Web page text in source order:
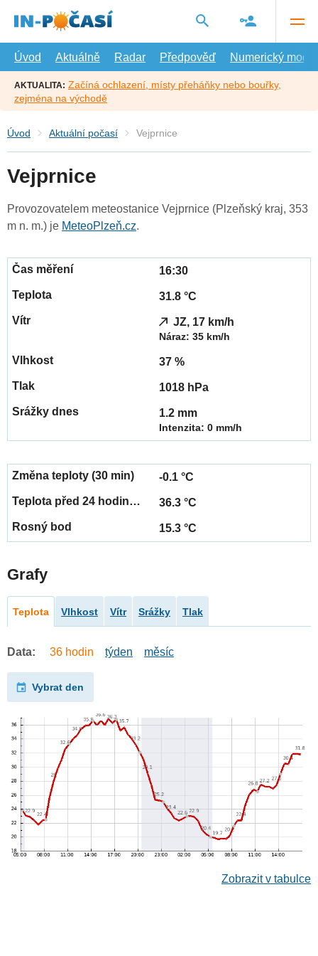
hlavní
Úvod
Aktuálně Radar Předpověď Numerický model
AKTUALITA: Začíná ochlazení, místy přeháňky nebo bouřky,
zejména na východě
Úvod Aktuální počasí Vejprnice
Vejprnice
Provozovatelem meteostanice Vejprnice (Plzeňský kraj, 353
m n. m.) je MeteoPlzeň.cz.
16:30
31.8 °C
JZ, 17 km/h
Náraz: 35 km/h
37 %
1018 hPa
1.2 mm
Intenzita: 0 mm/h
-0.1 °C
36.3 °C
15.3 °C
Grafy
Teplota Vlhkost Vítr Srážky Tlak
Data: 36 hodin týden měsíc
Vybrat den
Zobrazit v tabulce